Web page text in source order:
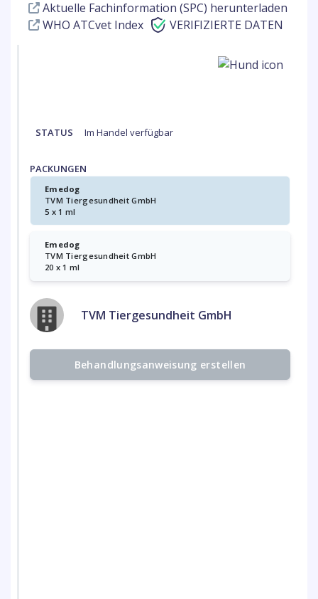
Aktuelle Fachinformation (SPC) herunterladen
WHO ATCvet Index
VERIFIZIERTE DATEN
STATUS Im Handel verfügbar
PACKUNGEN
Emedog
TVM Tiergesundheit GmbH
5 x 1 ml
Emedog
TVM Tiergesundheit GmbH
20 x 1 ml
TVM Tiergesundheit GmbH
Behandlungsanweisung erstellen